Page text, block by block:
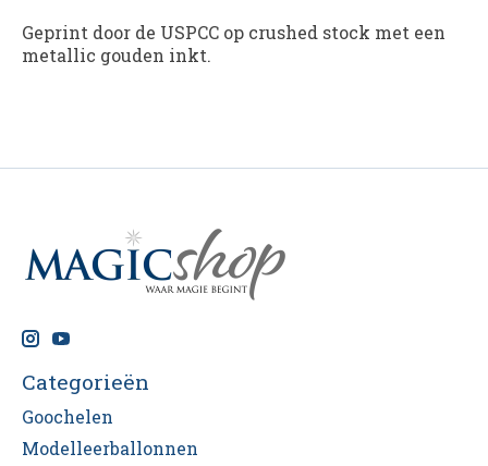
Geprint door de USPCC op crushed stock met een
metallic gouden inkt.
Categorieën
Goochelen
Modelleerballonnen